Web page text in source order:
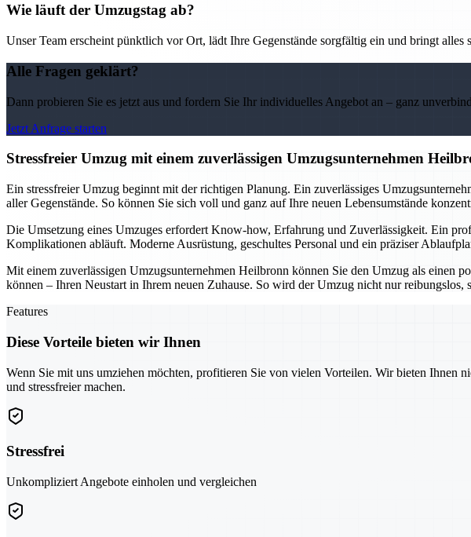
Wie läuft der Umzugstag ab?
Unser Team erscheint pünktlich vor Ort, lädt Ihre Gegenstände sorgfältig ein und bringt
Alle Fragen geklärt?
Dann probieren Sie es jetzt aus und fordern Sie Ihr individuelles Angebot an – ganz
Jetzt Anfrage starten
Stressfreier Umzug mit einem zuverlässigen Umzugsunternehmen
Ein stressfreier Umzug beginnt mit der richtigen Planung. Ein zuverlässiges
aller Gegenstände. So können Sie sich voll und ganz auf Ihre neuen Lebensumstände
Die Umsetzung eines Umzuges erfordert Know-how, Erfahrung und Zuverlässigkeit. Ein
Komplikationen abläuft. Moderne Ausrüstung, geschultes Personal und ein präziser
Mit einem zuverlässigen Umzugsunternehmen Heilbronn können Sie den Umzug als einen
können – Ihren Neustart in Ihrem neuen Zuhause. So wird der Umzug nicht nur reibungslos,
Features
Diese Vorteile bieten wir Ihnen
Wenn Sie mit uns umziehen möchten, profitieren Sie von vielen Vorteilen. Wir bieten Ihnen
und stressfreier machen.
Stressfrei
Unkompliziert Angebote einholen und vergleichen